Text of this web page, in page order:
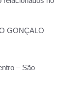
GONÇALO
– São